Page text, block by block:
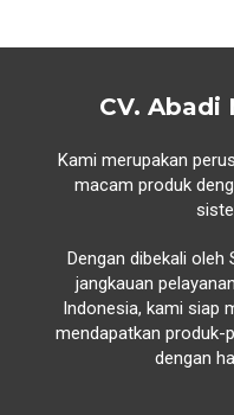
CV. Abadi
Kami merupakan
macam produk
Dengan dibekali oleh
jangkauan
Indonesia, kami siap
mendapatkan produk-
dengan